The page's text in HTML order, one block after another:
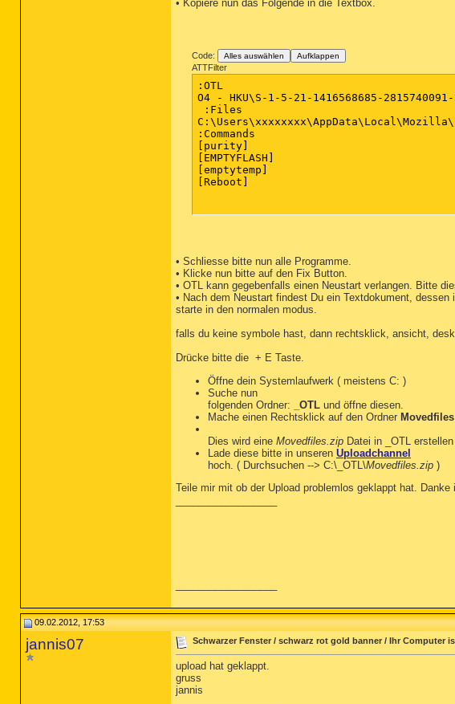
• Kopiere nun das Folgende in die Textbox.
Code: Alles auswählen Aufklappen
ATTFilter
:OTL
O4 - HKU\S-1-5-21-1416568685-
:Files
:Commands
[purity]
[EMPTYFLASH]
[emptytemp]
[Reboot]
• Schliesse bitte nun alle Programme.
• Klicke nun bitte auf den Fix Button.
• OTL kann gegebenfalls einen Neustart verlangen. Bitte
• Nach dem Neustart findest Du ein Textdokument,
starte in den normalen modus.
falls du keine symbole hast, dann rechtsklick, ansicht,
Drücke bitte die + E Taste.
Öffne dein Systemlaufwerk ( meistens C: )
Suche nun
folgenden Ordner:
_OTL und öffne diesen.
Mache einen Rechtsklick auf den Ordner Movedfiles
Dies wird eine Movedfiles.zip Datei in _OTL erstellen
Lade diese bitte in unseren Uploadchannel
hoch. ( Durchsuchen --> C:\_OTL\Movedfiles.zip )
Teile mir mit ob der Upload problemlos geklappt hat. Danke
09.02.2012, 17:53
jannis07 Schwarzer Fenster / schwarz rot gold banner / Ihr Computer
upload hat geklappt.
gruss
jannis